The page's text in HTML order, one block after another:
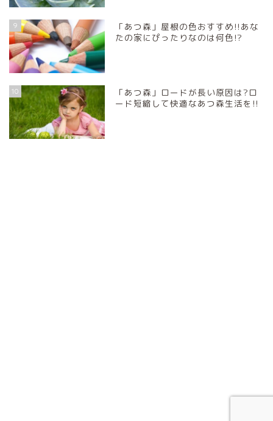
9
「あつ森」屋根の色おすすめ!!あな
たの家にぴったりなのは何色!?
10
「あつ森」ロードが長い原因は?ロ
ード短縮して快適なあつ森生活を!!